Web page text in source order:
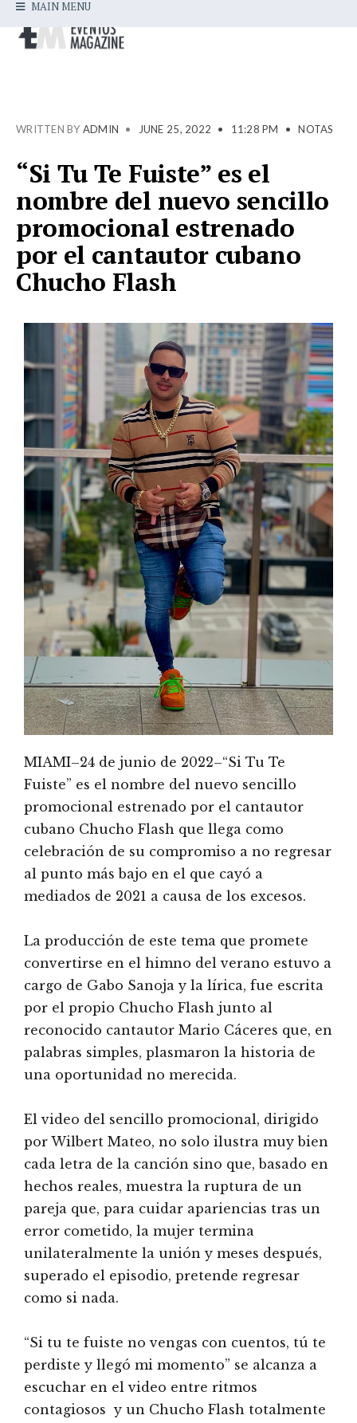
MAIN MENU
WRITTEN BY ADMIN • JUNE 25, 2022 • 11:28 PM • NOTAS
“Si Tu Te Fuiste” es el
nombre del nuevo sencillo
promocional estrenado
por el cantautor cubano
Chucho Flash
MIAMI–24 de junio de 2022–“Si Tu Te
Fuiste” es el nombre del nuevo sencillo
promocional estrenado por el cantautor
cubano Chucho Flash que llega como
celebración de su compromiso a no regresar
al punto más bajo en el que cayó a
mediados de 2021 a causa de los excesos.
La producción de este tema que promete
convertirse en el himno del verano estuvo a
cargo de Gabo Sanoja y la lírica, fue escrita
por el propio Chucho Flash junto al
reconocido cantautor Mario Cáceres que, en
palabras simples, plasmaron la historia de
una oportunidad no merecida.
El video del sencillo promocional, dirigido
por Wilbert Mateo, no solo ilustra muy bien
cada letra de la canción sino que, basado en
hechos reales, muestra la ruptura de un
pareja que, para cuidar apariencias tras un
error cometido, la mujer termina
unilateralmente la unión y meses después,
superado el episodio, pretende regresar
como si nada.
“Si tu te fuiste no vengas con cuentos, tú te
perdiste y llegó mi momento” se alcanza a
escuchar en el video entre ritmos
contagiosos y un Chucho Flash totalmente